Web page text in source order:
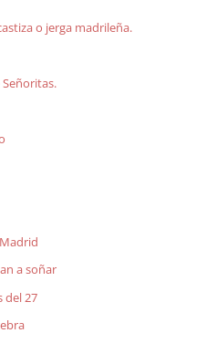
o jerga madrileña.
a soñar
del 27